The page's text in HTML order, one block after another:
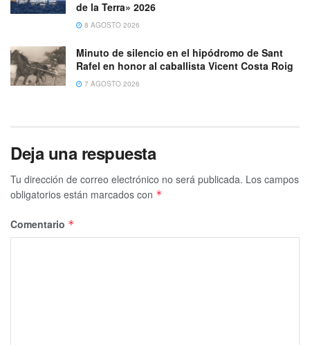
de la Terra» 2026
8 AGOSTO 2026
Minuto de silencio en el hipódromo de Sant
Rafel en honor al caballista Vicent Costa Roig
7 AGOSTO 2026
Deja una respuesta
Tu dirección de correo electrónico no será publicada. Los campos
obligatorios están marcados con *
Comentario *